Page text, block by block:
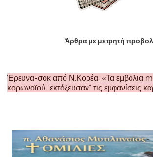
Άρθρα με μετρητή
Έρευνα-σοκ από Ν.Κορέα: «Τα εμβόλια
κορωνοϊού “εκτόξευσαν” τις εμφανίσεις